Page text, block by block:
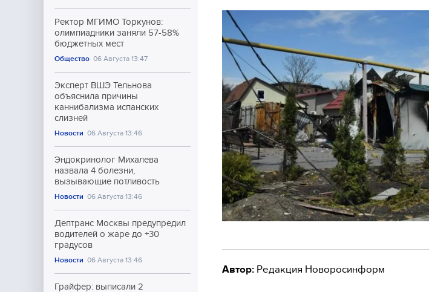
Ректор МГИМО Торкунов:
олимпиадники заняли 57-58%
бюджетных мест
Общество 06 Августа 13:47
Эксперт ВШЭ Тельнова
объяснила причины
каннибализма испанских
слизней
Новости 06 Августа 13:46
Эндокринолог Михалева
назвала 4 болезни,
вызывающие потливость
Новости 06 Августа 13:46
Дептранс Москвы предупредил
водителей о жаре до +30
градусов
Новости 06 Августа 13:46
Грайфер: выписали 2
Автор: Редакция Новоросинформ